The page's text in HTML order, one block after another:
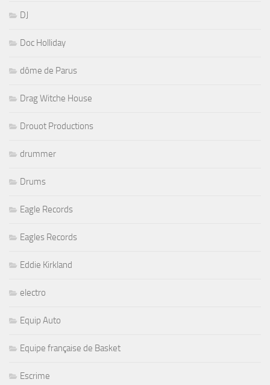
DJ
Doc Holliday
dôme de Parus
Drag Witche House
Drouot Productions
drummer
Drums
Eagle Records
Eagles Records
Eddie Kirkland
electro
Equip Auto
Equipe française de Basket
Escrime